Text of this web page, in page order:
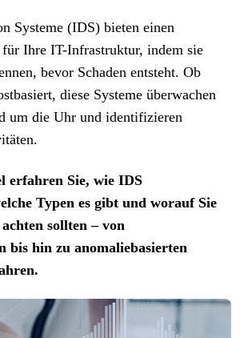
Systeme (IDS) bieten einen
Ihre IT-Infrastruktur, indem sie
bevor Schaden entsteht. Ob
diese Systeme überwachen
um die Uhr und identifizieren
erfahren Sie, wie IDS
Typen es gibt und worauf Sie
sollten – von
bis hin zu anomaliebasierten